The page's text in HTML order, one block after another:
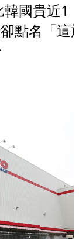
國貴近1
點名「這